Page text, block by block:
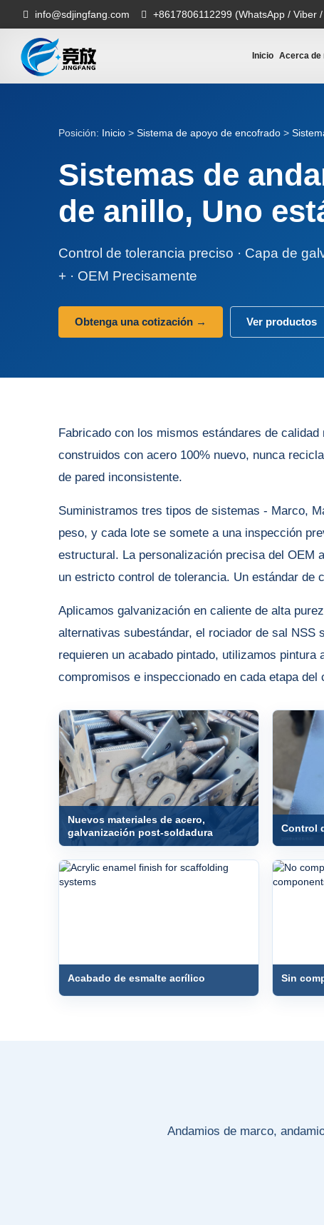
info@sdjingfang.com +8617806112299 (WhatsApp / Viber
Inicio Acerca de
Posición: Inicio > Sistema de apoyo de encofrado >
Sistemas de
de anillo, Uno
Control de tolerancia preciso · Capa de
+ · OEM Precisamente
Obtenga una cotización → Ver productos
Fabricado con los mismos estándares de
construidos con acero 100% nuevo, nunca
de pared inconsistente.
Suministramos tres tipos de sistemas - Marco,
peso, y cada lote se somete a una inspección
estructural. La personalización precisa del OEM
un estricto control de tolerancia. Un estándar de
Aplicamos galvanización en caliente de alta
alternativas subestándar, el rociador de sal NSS
requieren un acabado pintado, utilizamos
compromisos e inspeccionado en cada etapa del
Nuevos materiales de acero,
galvanización post-soldadura
Control
Acabado de esmalte acrílico Sin
Andamios de marco,